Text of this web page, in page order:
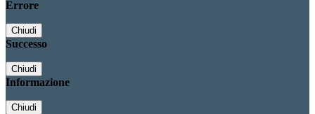
Errore
Chiudi
Successo
Chiudi
Informazione
Chiudi